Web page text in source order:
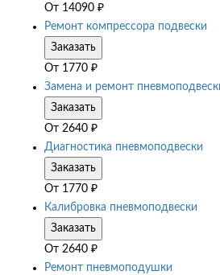
От 14090 ₽
Ремонт компрессора подвески
Заказать
От 1770 ₽
Замена и ремонт
Заказать
От 2640 ₽
Диагностика пневмоподвески
Заказать
От 1770 ₽
Калибровка пневмоподвески
Заказать
От 2640 ₽
Ремонт пневмоподушки